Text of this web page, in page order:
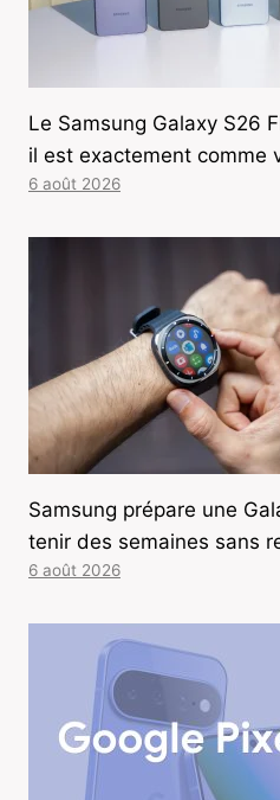
Le Samsung Galaxy S26
il est exactement comme
6 août 2026
Samsung prépare une
tenir des semaines sans
6 août 2026